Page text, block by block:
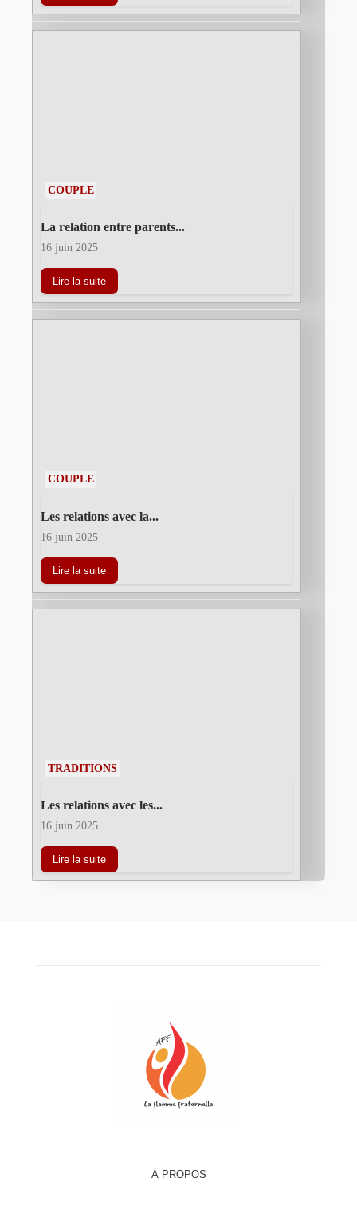
COUPLE
La relation entre parents...
16 juin 2025
Lire la suite
COUPLE
Les relations avec la...
16 juin 2025
Lire la suite
TRADITIONS
Les relations avec les...
16 juin 2025
Lire la suite
À PROPOS